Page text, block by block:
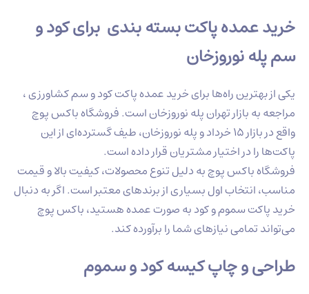
پاکت بسته بندی برای کود و
نوروزخان
راه‌ها برای خرید عمده پاکت کود و سم کشاورزی ،
بازار تهران پله نوروزخان است. فروشگاه باکس پوچ
واقع در بازار ۱۵ خرداد و پله نوروزخان، طیف گسترده‌ای از این
در اختیار مشتریان قرار داده است.
باکس پوچ به دلیل تنوع محصولات، کیفیت بالا و قیمت
اول بسیاری از برندهای معتبر است. اگر به دنبال
سموم و کود به صورت عمده هستید، باکس پوچ
نیازهای شما را برآورده کند.
و چاپ کیسه کود و سموم